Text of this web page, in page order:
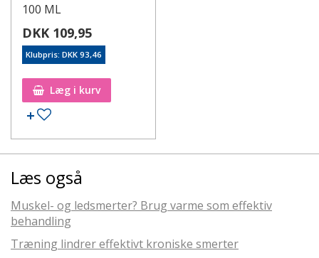
100 ML
DKK 109,95
Klubpris: DKK 93,46
Læg i kurv
Læs også
Muskel- og ledsmerter? Brug varme som effektiv
behandling
Træning lindrer effektivt kroniske smerter